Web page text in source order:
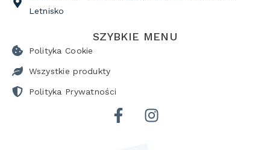
Letnisko
SZYBKIE MENU
Polityka Cookie
Wszystkie produkty
Polityka Prywatności